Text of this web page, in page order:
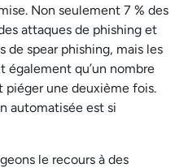
Non seulement 7 % des
attaques de phishing et
de spear phishing, mais les
également qu’un nombre
piéger une deuxième fois.
automatisée est si
le recours à des